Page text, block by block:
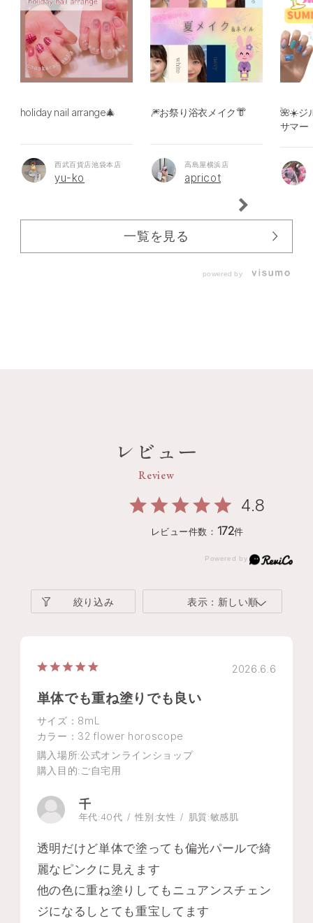
holiday nail arrange🎄
西武百貨店池袋本店
yu-ko
🎆お祭り浴衣メイク👘
高島屋横浜店
apricot
🌺☀️ジ
サマ
一覧を見る
powered by
レビュー
Review
4.8
レビュー件数： 172件
絞り込み 表示：新しい順
2026.6.6
単体でも重ね塗りでも良い
サイズ：8mL
カラー：32 flower horoscope
購入場所:公式オンラインショップ
購入目的:ご自宅用
千
年代:40代 性別:女性 肌質:敏感肌
透明だけど単体で塗っても偏光パールで綺
麗なピンクに見えます
他の色に重ね塗りしてもニュアンスチェン
ジになるしとても重宝してます